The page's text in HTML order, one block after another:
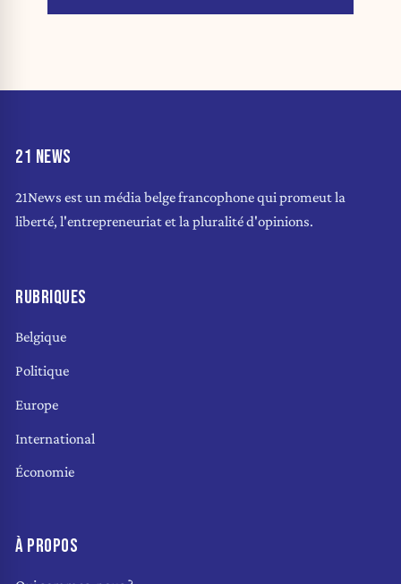
21 NEWS
21News est un média belge francophone qui promeut la
liberté, l'entrepreneuriat et la pluralité d'opinions.
RUBRIQUES
Belgique
Politique
Europe
International
Économie
À PROPOS